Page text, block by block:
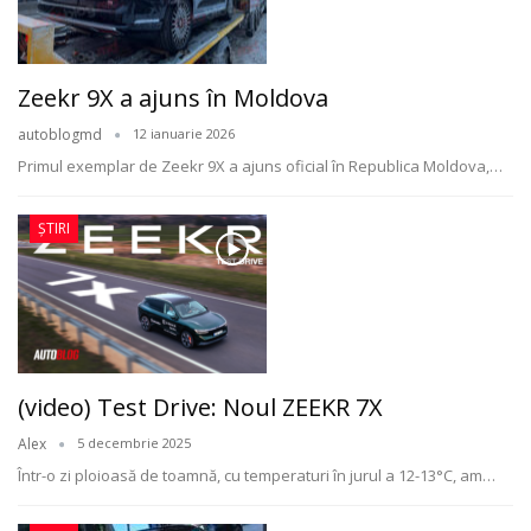
Zeekr 9X a ajuns în Moldova
autoblogmd 12 ianuarie 2026
Primul exemplar de Zeekr 9X a ajuns oficial în Republica Moldova,…
ȘTIRI
(video) Test Drive: Noul ZEEKR 7X
Alex 5 decembrie 2025
Într-o zi ploioasă de toamnă, cu temperaturi în jurul a 12-13°C, am…